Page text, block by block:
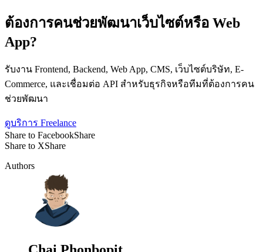
ต้องการคนช่วยพัฒนาเว็บไซต์หรือ Web
App?
รับงาน Frontend, Backend, Web App, CMS, เว็บไซต์บริษัท, E-
Commerce, และเชื่อมต่อ API สำหรับธุรกิจหรือทีมที่ต้องการคน
ช่วยพัฒนา
ดูบริการ Freelance
Share to FacebookShare
Share to XShare
Authors